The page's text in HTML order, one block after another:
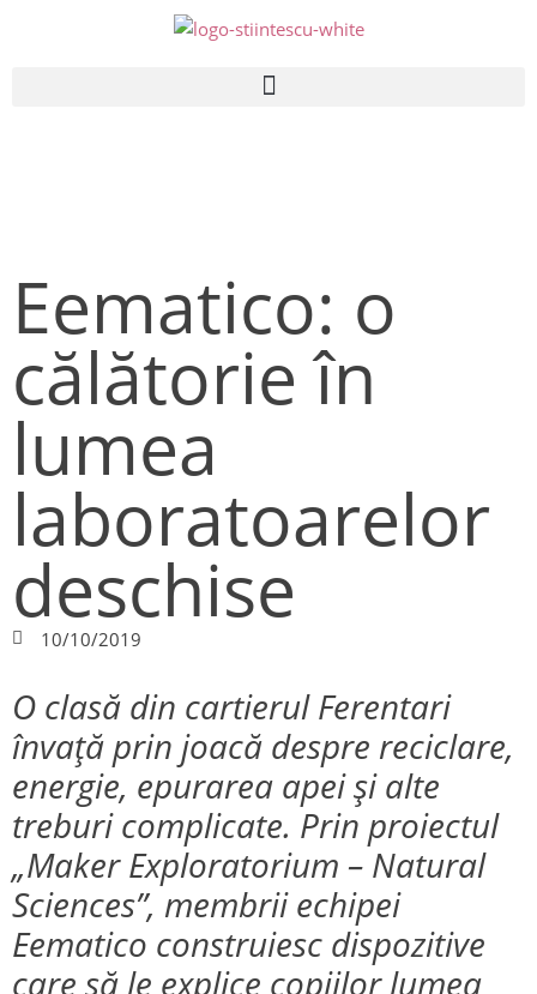
Eematico: o
călătorie în
lumea
laboratoarelor
deschise
10/10/2019
O clasă din cartierul Ferentari
învață prin joacă despre reciclare,
energie, epurarea apei și alte
treburi complicate. Prin proiectul
„Maker Exploratorium – Natural
Sciences”, membrii echipei
Eematico construiesc dispozitive
care să le explice copiilor lumea